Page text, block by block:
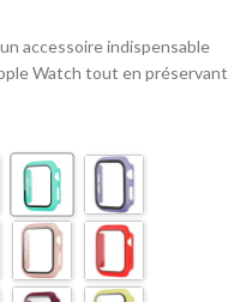
accessoire indispensable
Watch tout en préservant